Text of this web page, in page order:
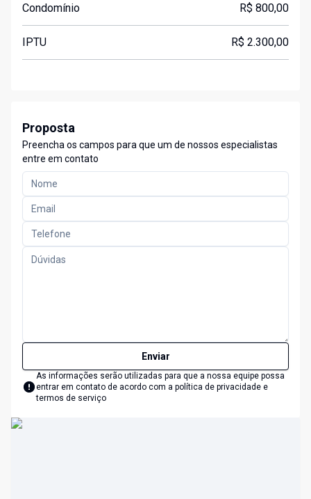
Condomínio R$ 800,00
IPTU R$ 2.300,00
Proposta
Preencha os campos para que um de nossos especialistas
entre em contato
Enviar
As informações serão utilizadas para que a nossa equipe possa
entrar em contato de acordo com a política de privacidade e
termos de serviço